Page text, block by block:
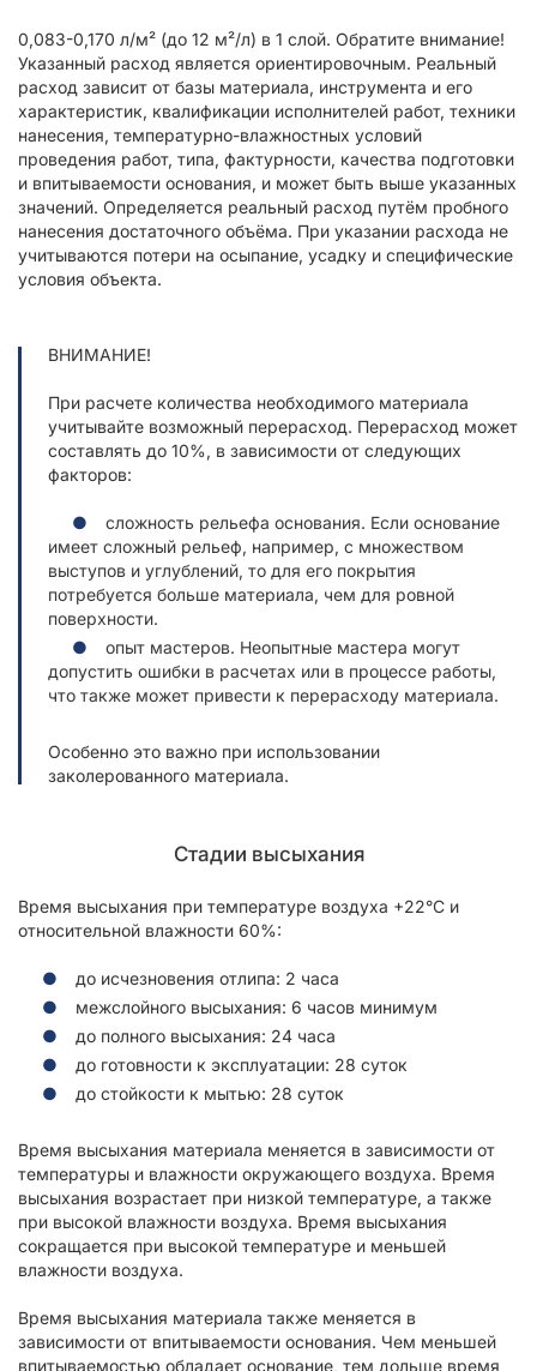
0,083-0,170 л/м² (до 12 м²/л) в 1 слой. Обратите внимание!
Указанный расход является ориентировочным. Реальный
расход зависит от базы материала, инструмента и его
характеристик, квалификации исполнителей работ, техники
нанесения, температурно-влажностных условий
проведения работ, типа, фактурности, качества подготовки
и впитываемости основания, и может быть выше указанных
значений. Определяется реальный расход путём пробного
нанесения достаточного объёма. При указании расхода не
учитываются потери на осыпание, усадку и специфические
условия объекта.
ВНИМАНИЕ!
При расчете количества необходимого материала
учитывайте возможный перерасход. Перерасход может
составлять до 10%, в зависимости от следующих
факторов:
сложность рельефа основания. Если основание
имеет сложный рельеф, например, с множеством
выступов и углублений, то для его покрытия
потребуется больше материала, чем для ровной
поверхности.
опыт мастеров. Неопытные мастера могут
допустить ошибки в расчетах или в процессе работы,
что также может привести к перерасходу материала.
Особенно это важно при использовании
заколерованного материала.
Стадии высыхания
Время высыхания при температуре воздуха +22°С и
относительной влажности 60%:
до исчезновения отлипа: 2 часа
межслойного высыхания: 6 часов минимум
до полного высыхания: 24 часа
до готовности к эксплуатации: 28 суток
до стойкости к мытью: 28 суток
Время высыхания материала меняется в зависимости от
температуры и влажности окружающего воздуха. Время
высыхания возрастает при низкой температуре, а также
при высокой влажности воздуха. Время высыхания
сокращается при высокой температуре и меньшей
влажности воздуха.
Время высыхания материала также меняется в
зависимости от впитываемости основания. Чем меньшей
впитываемостью обладает основание, тем дольше время